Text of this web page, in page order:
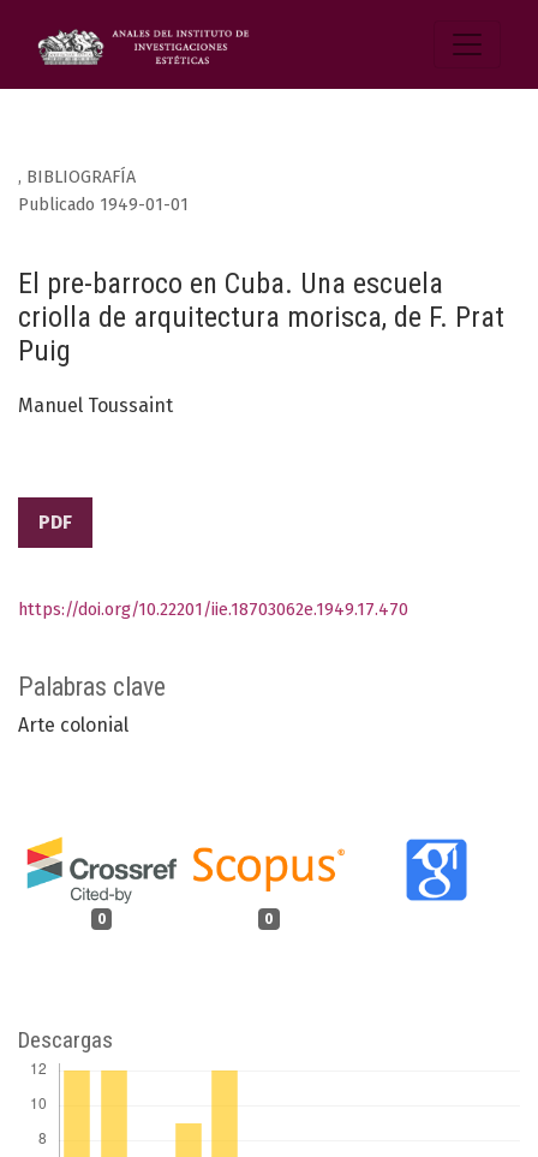
, BIBLIOGRAFÍA
El pre-barroco en Cuba. Una escuela
criolla de arquitectura morisca, de F. Prat
Puig
Publicado 1949-01-01
Manuel Toussaint
PDF
Palabras clave
Arte colonial
0 0
https://doi.org/10.22201/iie.18703062e.1949.17.470
Descargas